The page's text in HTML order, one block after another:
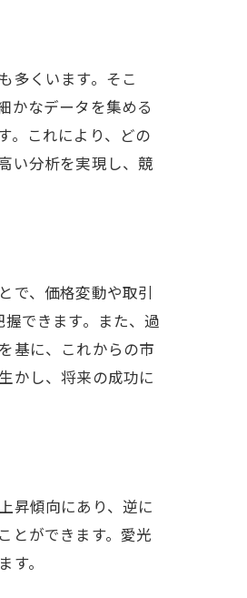
多くいます。そこ
かなデータを集める
。これにより、どの
い分析を実現し、競
で、価格変動や取引
できます。また、過
基に、これからの市
かし、将来の成功に
昇傾向にあり、逆に
とができます。愛光
。